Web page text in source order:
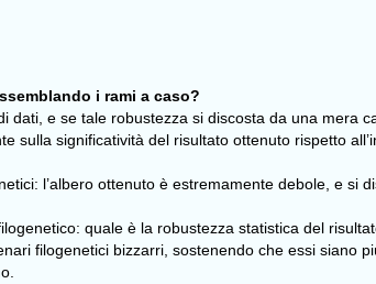
i rami a caso?
e se tale robustezza si discosta da una mera
sulla significatività del risultato ottenuto rispetto
l’albero ottenuto è estremamente debole, e si
quale è la robustezza statistica del
filogenetici bizzarri, sostenendo che essi siano